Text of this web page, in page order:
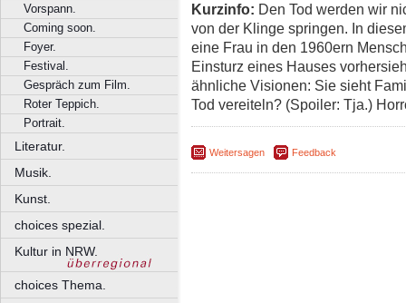
Vorspann.
Coming soon.
Foyer.
Festival.
Gespräch zum Film.
Roter Teppich.
Portrait.
Literatur.
Musik.
Kunst.
choices spezial.
Kultur in NRW.
choices Thema.
Kurzinfo: Den Tod werden wir
von der Klinge springen. In
eine Frau in den 1960ern
Einsturz eines Hauses
ähnliche Visionen: Sie sieht
Tod vereiteln? (Spoiler: Tja.)
Weitersagen Feedback